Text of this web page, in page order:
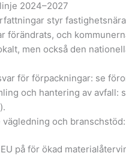
2024–2027
styr
förändrats, och
men också den
för förpackningar: se
och hantering av avfall:
).
vägledning och
på för ökad